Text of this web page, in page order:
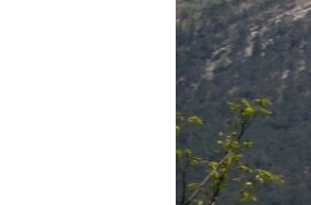
УКРАЇНСЬКА ПРОБЛЕМА КРИМУ